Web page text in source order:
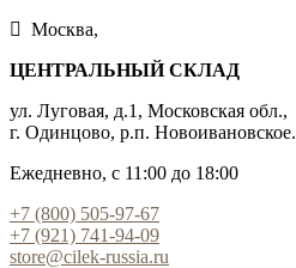
Москва,
ЦЕНТРАЛЬНЫЙ СКЛАД
ул. Луговая, д.1, Московская обл.,
г. Одинцово, р.п. Новоивановское.
Ежедневно, с 11:00 до 18:00
+7 (800) 505-97-67
+7 (921) 741-94-09
store@cilek-russia.ru